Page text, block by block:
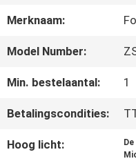
FABRIEKSREIS
Merknaam:
Model Number:
Min. bestelaantal: 1
Betalingscondities:
Hoog licht: